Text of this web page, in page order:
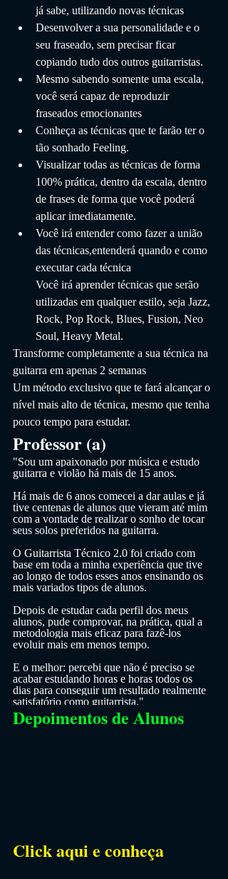
já sabe, utilizando novas técnicas
Desenvolver a sua personalidade e o
seu fraseado, sem precisar ficar
copiando tudo dos outros guitarristas.
Mesmo sabendo somente uma escala,
você será capaz de reproduzir
fraseados emocionantes
Conheça as técnicas que te farão ter o
tão sonhado Feeling.
Visualizar todas as técnicas de forma
100% prática, dentro da escala, dentro
de frases de forma que você poderá
aplicar imediatamente.
Você irá entender como fazer a união
das técnicas,entenderá quando e como
executar cada técnica
Você irá aprender técnicas que serão
utilizadas em qualquer estilo, seja Jazz,
Rock, Pop Rock, Blues, Fusion, Neo
Soul, Heavy Metal.
Transforme completamente a sua técnica na
guitarra em apenas 2 semanas
Um método exclusivo que te fará alcançar o
nível mais alto de técnica, mesmo que tenha
pouco tempo para estudar.
Professor (a)
"Sou um apaixonado por música e estudo
guitarra e violão há mais de 15 anos.
Há mais de 6 anos comecei a dar aulas e já
tive centenas de alunos que vieram até mim
com a vontade de realizar o sonho de tocar
seus solos preferidos na guitarra.
O Guitarrista Técnico 2.0 foi criado com
base em toda a minha experiência que tive
ao longo de todos esses anos ensinando os
mais variados tipos de alunos.
Depois de estudar cada perfil dos meus
alunos, pude comprovar, na prática, qual a
metodologia mais eficaz para fazê-los
evoluir mais em menos tempo.
E o melhor: percebi que não é preciso se
acabar estudando horas e horas todos os
dias para conseguir um resultado realmente
satisfatório como guitarrista."
Depoimentos de Alunos
Click aqui e conheça